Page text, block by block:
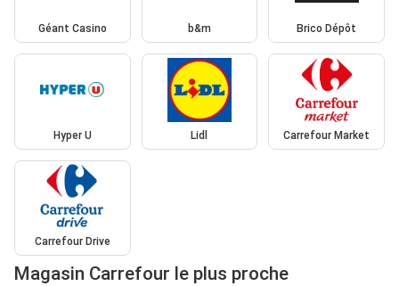
Géant Casino b&m Brico Dépôt
Hyper U Lidl Carrefour Market
Carrefour Drive
Magasin Carrefour le plus proche